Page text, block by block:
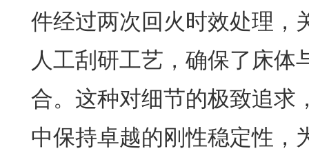
件经过两次回火时效处理，
人工刮研工艺，确保了床体
合。这种对细节的极致追求
中保持卓越的刚性稳定性，